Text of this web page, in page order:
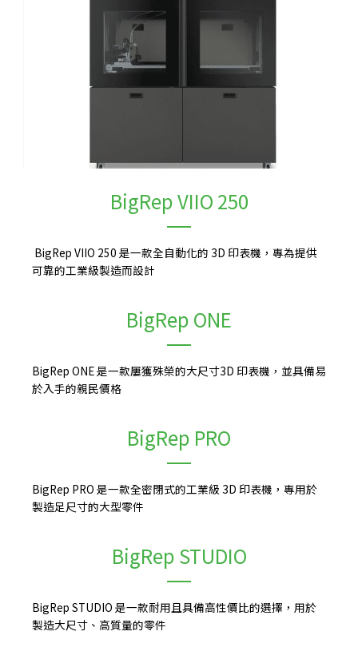
BigRep VIIO 250
BigRep VIIO 250 是一款全自動化的 3D 印表機，專為提供
可靠的工業級製造而設計
BigRep ONE
BigRep ONE 是一款屢獲殊榮的大尺寸3D 印表機，並具備易
於入手的親民價格
BigRep PRO
BigRep PRO 是一款全密閉式的工業級 3D 印表機，專用於
製造足尺寸的大型零件
BigRep STUDIO
BigRep STUDIO 是一款耐用且具備高性價比的選擇，用於
製造大尺寸、高質量的零件